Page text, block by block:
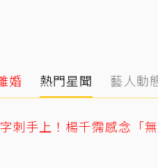
婚 熱門星聞 藝人動